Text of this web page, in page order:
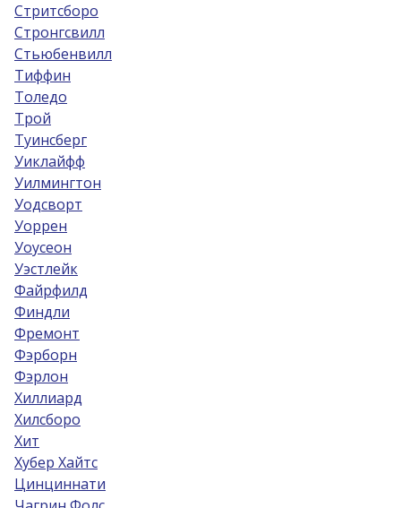
Стритсборо
Стронгсвилл
Стьюбенвилл
Тиффин
Толедо
Трой
Туинсберг
Уиклайфф
Уилмингтон
Уодсворт
Уоррен
Уоусеон
Уэстлейк
Файрфилд
Финдли
Фремонт
Фэрборн
Фэрлон
Хиллиард
Хилсборо
Хит
Хубер Хайтс
Цинциннати